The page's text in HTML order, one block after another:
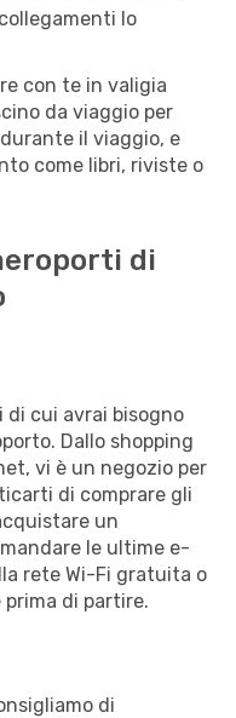
lo
con te in valigia
da viaggio per
il viaggio, e
come libri, riviste o
di
cui avrai bisogno
Dallo shopping
vi è un negozio per
di comprare gli
un
le ultime e-
rete Wi-Fi gratuita o
di partire.
di